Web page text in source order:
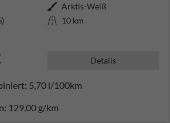
Außenfarbe Arktis-Weiß
Kilometerstand 10 km
Details
5,70 l/100km
129,00 g/km